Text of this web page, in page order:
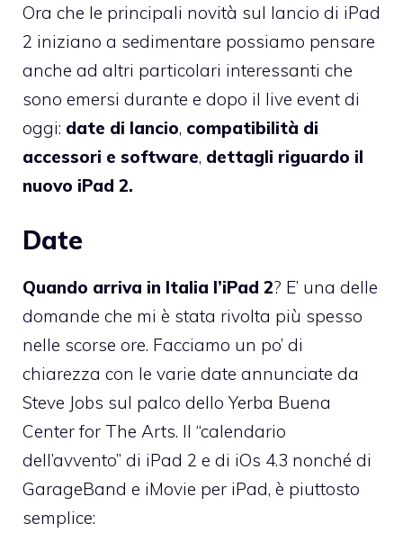
Ora che le principali novità sul lancio di iPad
2 iniziano a sedimentare possiamo pensare
anche ad altri particolari interessanti che
sono emersi durante e dopo il live event di
oggi: date di lancio, compatibilità di
accessori e software, dettagli riguardo il
nuovo iPad 2.
Date
Quando arriva in Italia l’iPad 2? E’ una delle
domande che mi è stata rivolta più spesso
nelle scorse ore. Facciamo un po’ di
chiarezza con le varie date annunciate da
Steve Jobs sul palco dello Yerba Buena
Center for The Arts. Il “calendario
dell’avvento” di iPad 2 e di iOs 4.3 nonché di
GarageBand e iMovie per iPad, è piuttosto
semplice: